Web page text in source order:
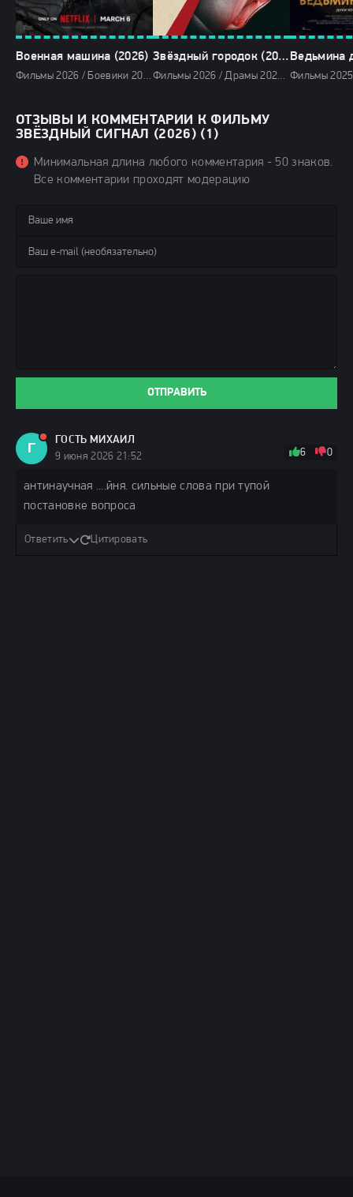
Военная машина (2026)
Фильмы 2026 / Боевики 2026 / Фантастические фильмы 2026 / Зарубежные фильмы 2026 / Новинки кино 2026 / Последние фильмы 2026 / Фильмы февраля 2026 / Популярные фильмы / Смотреть фильмы онлайн
Звёздный городок (2026)
Фильмы 2026 / Драмы 2026 / Фантастические фильмы 2026 / Сериалы 2026 / Сериалы мая 2026 / Новинки сериалов 2026 / Сериалы в озвучке HDrezka Studio / Сериалы 4K / Сериалы июня 2026 / Сериалы лета 2026 / Сериалы весны 2026 / Сериалы июля 2026 / Смотреть фильмы онлайн
Ведьмина
ОТЗЫВЫ И КОММЕНТАРИИ К ФИЛЬМУ
ЗВЁЗДНЫЙ СИГНАЛ (2026) (1)
Минимальная длина любого комментария - 50 знаков.
Все комментарии проходят модерацию
ОТПРАВИТЬ
Г
ГОСТЬ МИХАИЛ
9 июня 2026 21:52
6 0
антинаучная ....йня. сильные слова при тупой
постановке вопроса
Ответить Цитировать